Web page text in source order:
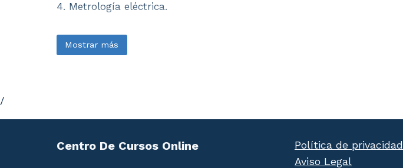
4. Metrología eléctrica.
Mostrar más
/
Centro De Cursos Online
Política de privacidad
Aviso Legal